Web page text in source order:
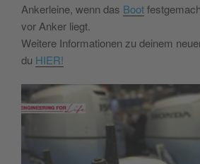
Ankerleine, wenn das Boot
vor Anker liegt.
Weitere Informationen zu deinem
du HIER!